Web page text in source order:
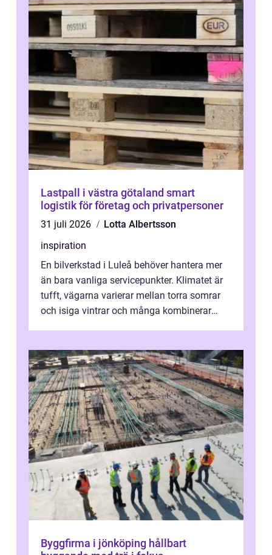
Lastpall i västra götaland smart
logistik för företag och privatpersoner
31 juli 2026
Lotta Albertsson
inspiration
En bilverkstad i Luleå behöver hantera mer
än bara vanliga servicepunkter. Klimatet är
tufft, vägarna varierar mellan torra somrar
och isiga vintrar och många kombinerar
Byggfirma i jönköping hållbart